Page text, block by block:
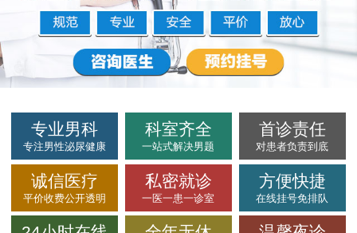
专业男科
专注男性泌尿健康
科室齐全
一站式解决男题
首诊责任
对患者负责到底
诚信医疗
平价收费公开透明
私密就诊
一医一患一诊室
方便快捷
在线挂号免排队